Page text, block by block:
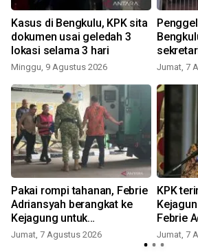
Kasus di Bengkulu, KPK sita
dokumen usai geledah 3
lokasi selama 3 hari
Minggu, 9 Agustus 2026 Jumat, 7
Pakai rompi tahanan, Febrie
Adriansyah berangkat ke
Kejagung untuk
pemeriksaan
Jumat, 7 Agustus 2026
KPK
Febrie
Jumat, 7